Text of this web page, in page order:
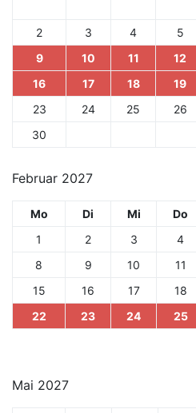
2
3 4 5
9
10 11 12
16
17 18 19
23
24 25 26
30
Februar 2027
Mo Di Mi Do
1
2 3 4
8
9 10 11
15
16 17 18
22
23 24 25
Mai 2027